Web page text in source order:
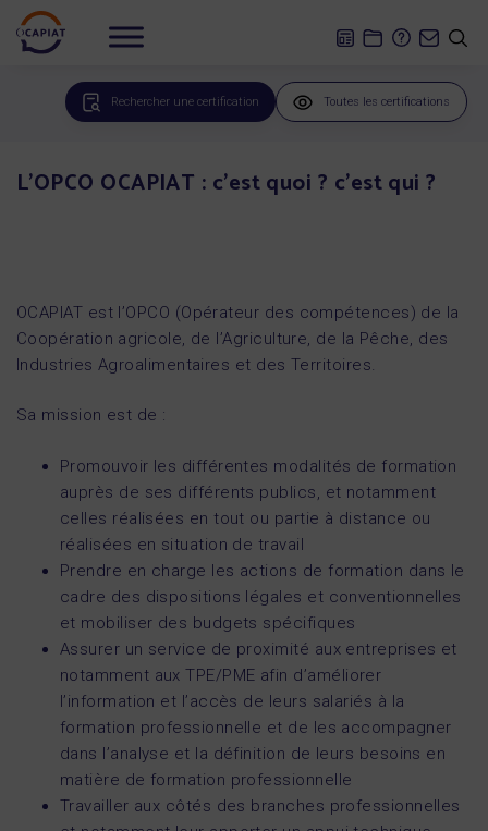
Rechercher une certification Toutes les certifications
L’OPCO OCAPIAT : c’est quoi ? c’est qui ?
OCAPIAT est l’OPCO (Opérateur des compétences) de la
Coopération agricole, de l’Agriculture, de la Pêche, des
Industries Agroalimentaires et des Territoires.
Sa mission est de :
Promouvoir les différentes modalités de formation
auprès de ses différents publics, et notamment
celles réalisées en tout ou partie à distance ou
réalisées en situation de travail
Prendre en charge les actions de formation dans le
cadre des dispositions légales et conventionnelles
et mobiliser des budgets spécifiques
Assurer un service de proximité aux entreprises et
notamment aux TPE/PME afin d’améliorer
l’information et l’accès de leurs salariés à la
formation professionnelle et de les accompagner
dans l’analyse et la définition de leurs besoins en
matière de formation professionnelle
Travailler aux côtés des branches professionnelles